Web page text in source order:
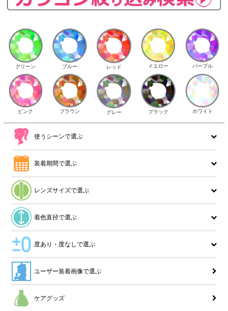
グリーン ブルー レッド イエロー パープル
ピンク ブラウン グレー ブラック ホワイト
使うシーンで選ぶ
装着期間で選ぶ
レンズサイズで選ぶ
着色直径で選ぶ
度あり・度なしで選ぶ
ユーザー装着画像で選ぶ
ケアグッズ